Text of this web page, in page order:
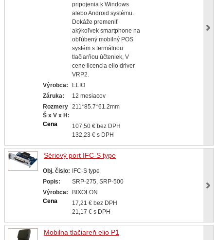
pripojenia k Windows
alebo Android systému.
Dokáže premeniť
akýkoľvek smartphone na
obľúbený mobilný POS
systém s termálnou
tlačiarňou účteniek, V
cene licencia elio driver
VRP2.
Výrobca:
ELIO
Záruka:
12 mesiacov
Rozmery
Š x V x H:
211*85.7*61.2mm
Cena
107,50 € bez DPH
132,23 € s DPH
Sériový port IFC-S type
Obj. čislo:
IFC-S type
Popis:
SRP-275, SRP-500
Výrobca:
BIXOLON
Cena
17,21 € bez DPH
21,17 € s DPH
Mobilna tlačiareň elio P1